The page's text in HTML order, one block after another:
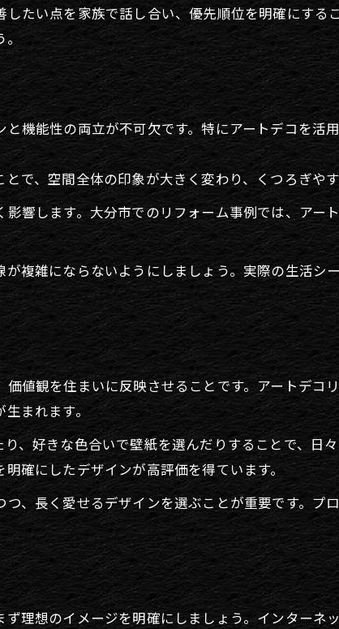
大分県で実現するオリジナルリフォーム
暮らしを変えるリフォームアイデア集
地域特性を活かすリフォームの選び方
リフォームで見つける新しい暮らし方
魅力あふれる住まいを実現する選択肢
リフォームで広がる住まいの選択肢
アートデコ×リフォームの新しい提案
快適さとデザイン性を両立する方法
リフォームで暮らしが変わる理由
自分らしい住空間を実現する選択肢
たい点を家族で話し合い、優先順位を明確にする
。
機能性の両立が不可欠です。特にアートデコを活
で、空間全体の印象が大きく変わり、くつろぎや
響します。大分市でのリフォーム事例では、アー
複雑にならないようにしましょう。実際の生活シ
値観を住まいに反映させることです。アートデコ
まれます。
、好きな色合いで壁紙を選んだりすることで、日
確にしたデザインが高評価を得ています。
、長く愛せるデザインを選ぶことが重要です。プ
理想のイメージを明確にしましょう。インターネ
お問い合わせはこちら
お問い合わせはこちら